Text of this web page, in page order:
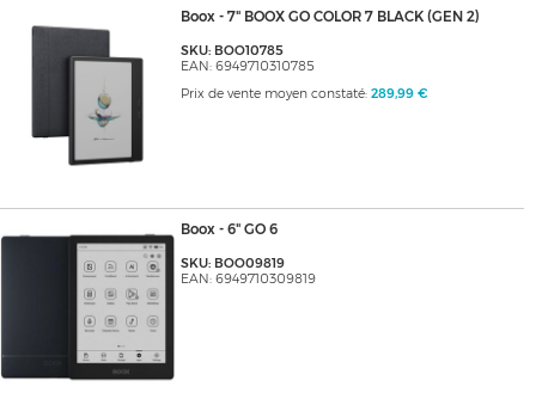
Boox - 7" BOOX GO COLOR 7 BLACK (GEN 2)
SKU: BOO10785
EAN: 6949710310785
Prix de vente moyen constaté: 289,99 €
Boox - 6" GO 6
SKU: BOO09819
EAN: 6949710309819